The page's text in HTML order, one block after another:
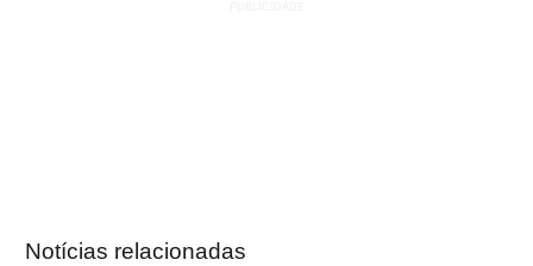
Notícias relacionadas